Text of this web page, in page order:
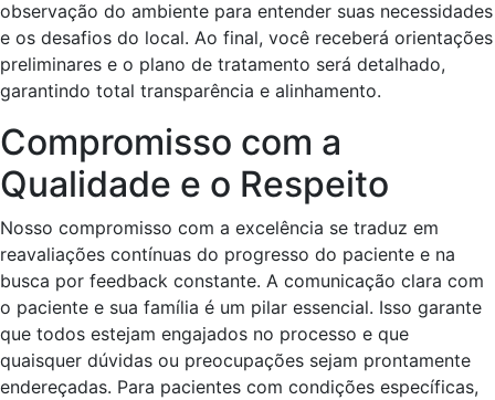
observação do ambiente para entender suas necessidades
e os desafios do local. Ao final, você receberá orientações
preliminares e o plano de tratamento será detalhado,
garantindo total transparência e alinhamento.
Compromisso com a
Qualidade e o Respeito
Nosso compromisso com a excelência se traduz em
reavaliações contínuas do progresso do paciente e na
busca por feedback constante. A comunicação clara com
o paciente e sua família é um pilar essencial. Isso garante
que todos estejam engajados no processo e que
quaisquer dúvidas ou preocupações sejam prontamente
endereçadas. Para pacientes com condições específicas,